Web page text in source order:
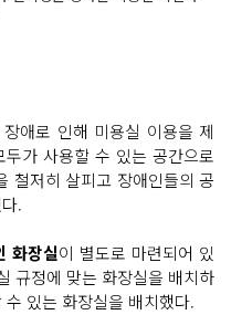
애로 인해 미용실 이용을 제
가 사용할 수 있는 공간으로
철저히 살피고 장애인들의 공
.
화장실이 별도로 마련되어 있
규정에 맞는 화장실을 배치하
있는 화장실을 배치했다.